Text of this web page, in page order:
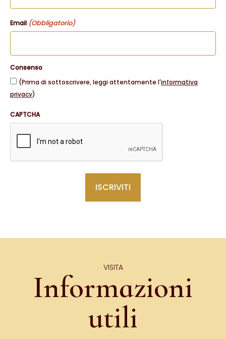
Email (Obbligatorio)
Consenso
(Prima di sottoscrivere, leggi attentamente l'informativa
privacy)
CAPTCHA
VISITA
Informazioni
utili